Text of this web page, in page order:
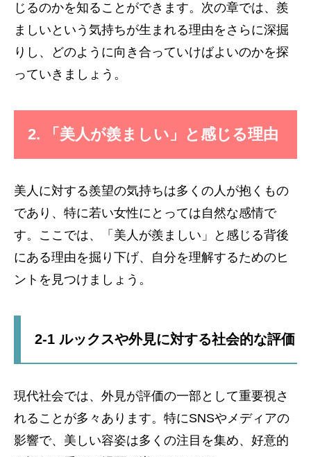
じるのかを知ることができます。次の章では、羨
ましいという気持ちが生まれる理由をさらに深掘
りし、どのように向き合っていけばよいのかを探
っていきましょう。
2. 「美人が羨ましい」と感じる理由
美人に対する羨望の気持ちは多くの人が抱くもの
であり、特に若い女性にとっては自然な感情で
す。ここでは、「美人が羨ましい」と感じる背後
にある理由を掘り下げ、自分を理解するためのヒ
ントを見つけましょう。
2-1 ルックスや外見に対する社会的な評価
現代社会では、外見が評価の一部として重要視さ
れることが多々あります。特にSNSやメディアの
影響で、美しい容姿は多くの注目を集め、好意的